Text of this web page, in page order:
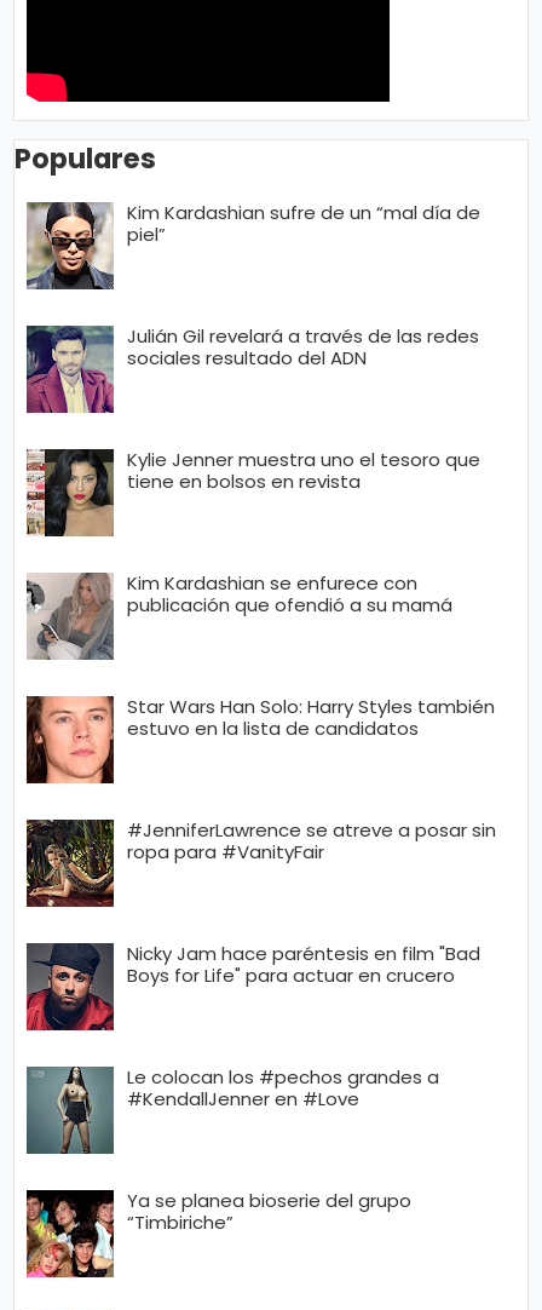
Populares
Kim Kardashian sufre de un “mal día de
piel”
Julián Gil revelará a través de las redes
sociales resultado del ADN
Kylie Jenner muestra uno el tesoro que
tiene en bolsos en revista
Kim Kardashian se enfurece con
publicación que ofendió a su mamá
Star Wars Han Solo: Harry Styles también
estuvo en la lista de candidatos
#JenniferLawrence se atreve a posar sin
ropa para #VanityFair
Nicky Jam hace paréntesis en film "Bad
Boys for Life" para actuar en crucero
Le colocan los #pechos grandes a
#KendallJenner en #Love
Ya se planea bioserie del grupo
“Timbiriche”